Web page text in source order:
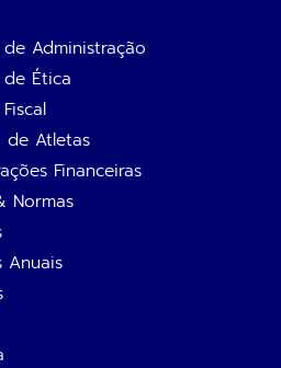
Administração
Ética
de Atletas
Financeiras
Normas
Anuais